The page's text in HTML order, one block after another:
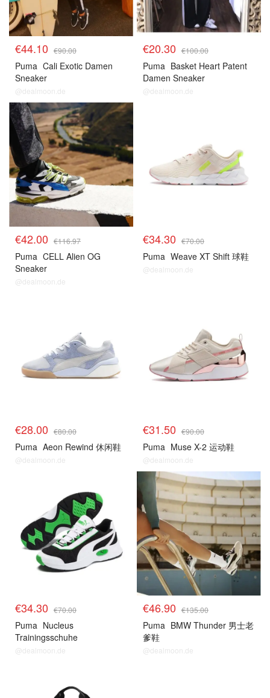
€44.10 €90.00
Puma Cali Exotic Damen
Sneaker
@dealmoon.de
€20.30 €100.00
Puma Basket Heart Patent
Damen Sneaker
@dealmoon.de
€42.00 €116.97
Puma CELL Alien OG
Sneaker
@dealmoon.de
€34.30 €70.00
Puma Weave XT Shift 球鞋
@dealmoon.de
€28.00 €80.00
Puma Aeon Rewind 休闲鞋
@dealmoon.de
€31.50 €90.00
Puma Muse X-2 运动鞋
@dealmoon.de
€34.30 €70.00
Puma Nucleus
Trainingsschuhe
@dealmoon.de
€46.90 €135.00
Puma BMW Thunder 男士老
爹鞋
@dealmoon.de